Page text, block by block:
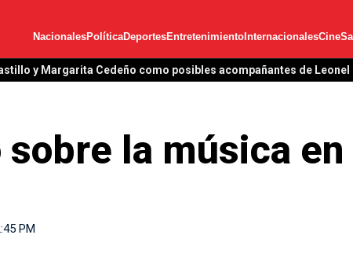
NacionalesPolíticaDeportesEntretenimiento InternacionalesCine
y Margarita Cedeño como posibles acompañantes de Leonel
la música
PM